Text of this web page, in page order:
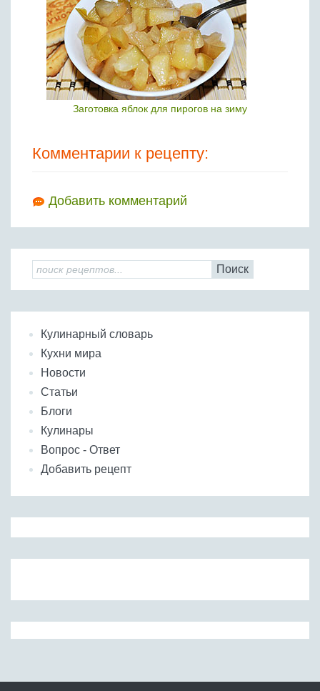
Заготовка яблок для пирогов на зиму
Комментарии к рецепту:
Добавить комментарий
Поиск
Кулинарный словарь
Кухни мира
Новости
Статьи
Блоги
Кулинары
Вопрос - Ответ
Добавить рецепт